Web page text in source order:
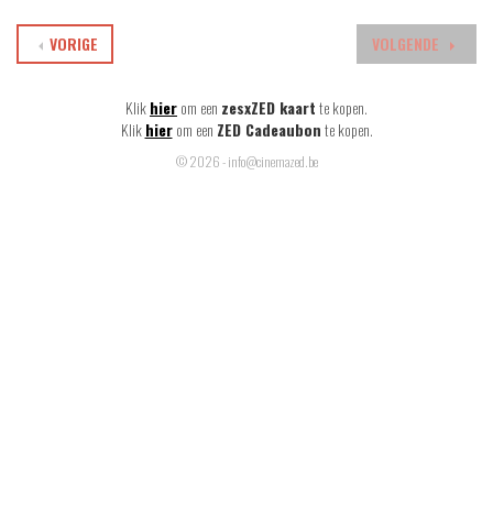
VOLGENDE
VORIGE
Klikhierom een zesxZED kaartte kopen.
Klik hier om een ZED Cadeaubonte kopen.
© 2026 - info@cinemazed.be